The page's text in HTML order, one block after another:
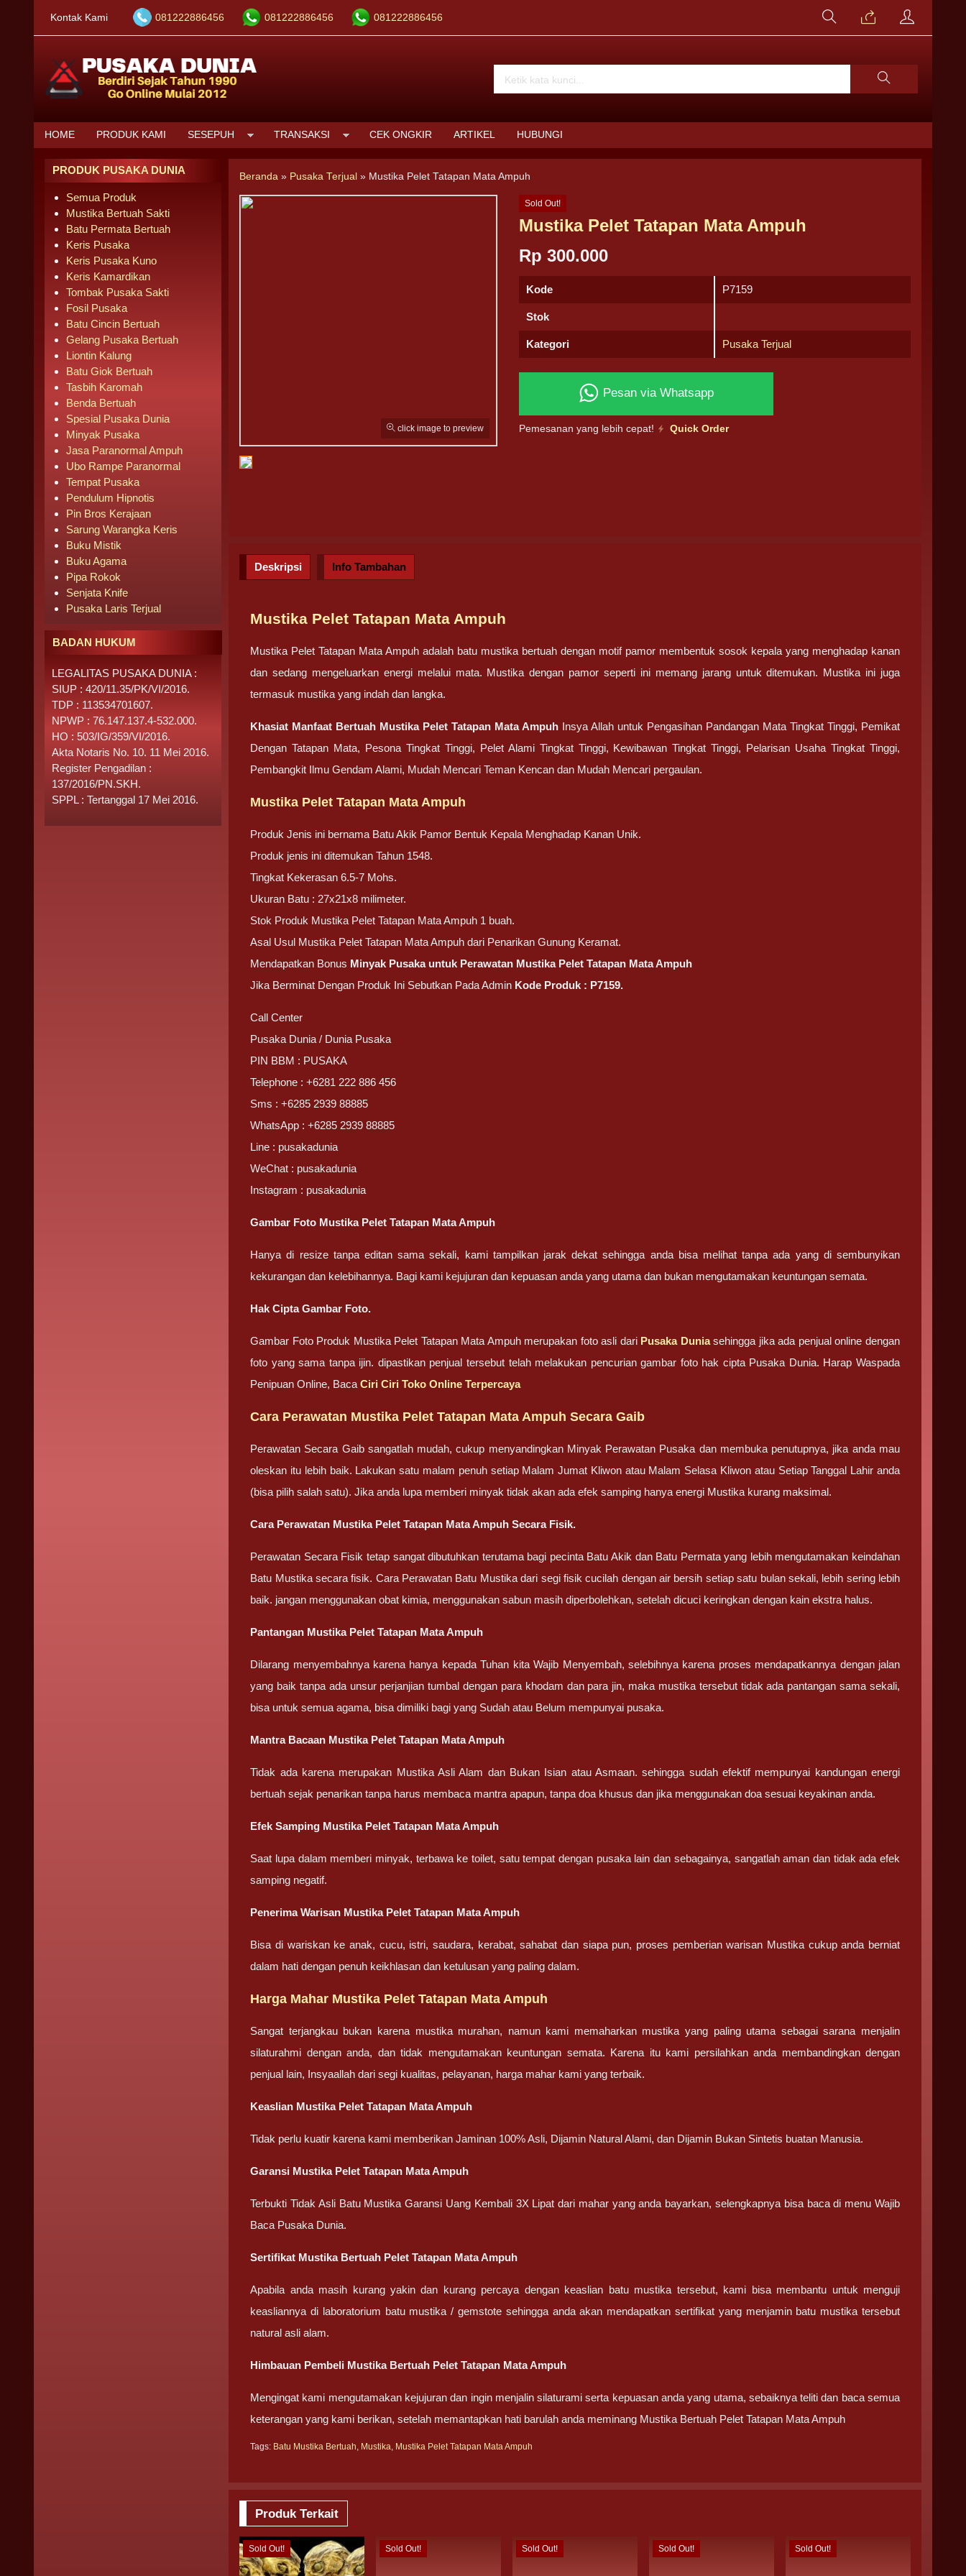
Kontak Kami 081222886456 081222886456 081222886456
HOME PRODUK KAMI SESEPUH TRANSAKSI CEK ONGKIR ARTIKEL HUBUNGI
Beranda » Pusaka Terjual » Mustika Pelet Tatapan Mata Ampuh
click image to preview
Sold Out!
Mustika Pelet Tatapan Mata Ampuh
Rp 300.000
Kode P7159
Stok
Kategori Pusaka Terjual
Pesan via Whatsapp
Pemesanan yang lebih cepat! Quick Order
Deskripsi Info Tambahan
Mustika Pelet Tatapan Mata Ampuh
Mustika Pelet Tatapan Mata Ampuh adalah batu mustika bertuah dengan motif pamor membentuk sosok kepala yang menghadap kanan
dan sedang mengeluarkan energi melalui mata. Mustika dengan pamor seperti ini memang jarang untuk ditemukan. Mustika ini juga
termasuk mustika yang indah dan langka.
Khasiat Manfaat Bertuah Mustika Pelet Tatapan Mata Ampuh Insya Allah untuk Pengasihan Pandangan Mata Tingkat Tinggi, Pemikat
Dengan Tatapan Mata, Pesona Tingkat Tinggi, Pelet Alami Tingkat Tinggi, Kewibawan Tingkat Tinggi, Pelarisan Usaha Tingkat Tinggi,
Pembangkit Ilmu Gendam Alami, Mudah Mencari Teman Kencan dan Mudah Mencari pergaulan.
Mustika Pelet Tatapan Mata Ampuh
Produk Jenis ini bernama Batu Akik Pamor Bentuk Kepala Menghadap Kanan Unik.
Produk jenis ini ditemukan Tahun 1548.
Tingkat Kekerasan 6.5-7 Mohs.
Ukuran Batu : 27x21x8 milimeter.
Stok Produk Mustika Pelet Tatapan Mata Ampuh 1 buah.
Asal Usul Mustika Pelet Tatapan Mata Ampuh dari Penarikan Gunung Keramat.
Mendapatkan Bonus Minyak Pusaka untuk Perawatan Mustika Pelet Tatapan Mata Ampuh
Jika Berminat Dengan Produk Ini Sebutkan Pada Admin Kode Produk : P7159.
Call Center
Pusaka Dunia / Dunia Pusaka
PIN BBM : PUSAKA
Telephone : +6281 222 886 456
Sms : +6285 2939 88885
WhatsApp : +6285 2939 88885
Line : pusakadunia
WeChat : pusakadunia
Instagram : pusakadunia
Gambar Foto Mustika Pelet Tatapan Mata Ampuh
Hanya di resize tanpa editan sama sekali, kami tampilkan jarak dekat sehingga anda bisa melihat tanpa ada yang di sembunyikan
kekurangan dan kelebihannya. Bagi kami kejujuran dan kepuasan anda yang utama dan bukan mengutamakan keuntungan semata.
Hak Cipta Gambar Foto.
Gambar Foto Produk Mustika Pelet Tatapan Mata Ampuh merupakan foto asli dari Pusaka Duniasehingga jika ada penjual online dengan
foto yang sama tanpa ijin. dipastikan penjual tersebut telah melakukan pencurian gambar foto hak cipta Pusaka Dunia. Harap Waspada
Penipuan Online, BacaCiri Ciri Toko Online Terpercaya
Cara Perawatan Mustika Pelet Tatapan Mata Ampuh Secara Gaib
Perawatan Secara Gaib sangatlah mudah, cukup menyandingkan Minyak Perawatan Pusaka dan membuka penutupnya, jika anda mau
oleskan itu lebih baik. Lakukan satu malam penuh setiap Malam Jumat Kliwon atau Malam Selasa Kliwon atau Setiap Tanggal Lahir anda
(bisa pilih salah satu). Jika anda lupa memberi minyak tidak akan ada efek samping hanya energi Mustika kurang maksimal.
Cara Perawatan Mustika Pelet Tatapan Mata Ampuh Secara Fisik.
Perawatan Secara Fisik tetap sangat dibutuhkan terutama bagi pecinta Batu Akik dan Batu Permata yang lebih mengutamakan keindahan
Batu Mustika secara fisik. Cara Perawatan Batu Mustika dari segi fisik cucilah dengan air bersih setiap satu bulan sekali, lebih sering lebih
baik. jangan menggunakan obat kimia, menggunakan sabun masih diperbolehkan, setelah dicuci keringkan dengan kain ekstra halus.
Pantangan Mustika Pelet Tatapan Mata Ampuh
Dilarang menyembahnya karena hanya kepada Tuhan kita Wajib Menyembah, selebihnya karena proses mendapatkannya dengan jalan
yang baik tanpa ada unsur perjanjian tumbal dengan para khodam dan para jin, maka mustika tersebut tidak ada pantangan sama sekali,
bisa untuk semua agama, bisa dimiliki bagi yang Sudah atau Belum mempunyai pusaka.
Mantra Bacaan Mustika Pelet Tatapan Mata Ampuh
Tidak ada karena merupakan Mustika Asli Alam dan Bukan Isian atau Asmaan. sehingga sudah efektif mempunyai kandungan energi
bertuah sejak penarikan tanpa harus membaca mantra apapun, tanpa doa khusus dan jika menggunakan doa sesuai keyakinan anda.
Efek Samping Mustika Pelet Tatapan Mata Ampuh
Saat lupa dalam memberi minyak, terbawa ke toilet, satu tempat dengan pusaka lain dan sebagainya, sangatlah aman dan tidak ada efek
samping negatif.
Penerima Warisan Mustika Pelet Tatapan Mata Ampuh
Bisa di wariskan ke anak, cucu, istri, saudara, kerabat, sahabat dan siapa pun, proses pemberian warisan Mustika cukup anda berniat
dalam hati dengan penuh keikhlasan dan ketulusan yang paling dalam.
Harga Mahar Mustika Pelet Tatapan Mata Ampuh
Sangat terjangkau bukan karena mustika murahan, namun kami memaharkan mustika yang paling utama sebagai sarana menjalin
silaturahmi dengan anda, dan tidak mengutamakan keuntungan semata. Karena itu kami persilahkan anda membandingkan dengan
penjual lain, Insyaallah dari segi kualitas, pelayanan, harga mahar kami yang terbaik.
Keaslian Mustika Pelet Tatapan Mata Ampuh
Tidak perlu kuatir karena kami memberikan Jaminan 100% Asli, Dijamin Natural Alami, dan Dijamin Bukan Sintetis buatan Manusia.
Garansi Mustika Pelet Tatapan Mata Ampuh
Terbukti Tidak Asli Batu Mustika Garansi Uang Kembali 3X Lipat dari mahar yang anda bayarkan, selengkapnya bisa baca di menu Wajib
Baca Pusaka Dunia.
Sertifikat Mustika Bertuah Pelet Tatapan Mata Ampuh
Apabila anda masih kurang yakin dan kurang percaya dengan keaslian batu mustika tersebut, kami bisa membantu untuk menguji
keasliannya di laboratorium batu mustika / gemstote sehingga anda akan mendapatkan sertifikat yang menjamin batu mustika tersebut
natural asli alam.
Himbauan Pembeli Mustika Bertuah Pelet Tatapan Mata Ampuh
Mengingat kami mengutamakan kejujuran dan ingin menjalin silaturami serta kepuasan anda yang utama, sebaiknya teliti dan baca semua
keterangan yang kami berikan, setelah memantapkan hati barulah anda meminang Mustika Bertuah Pelet Tatapan Mata Ampuh
Tags: Batu Mustika Bertuah, Mustika, Mustika Pelet Tatapan Mata Ampuh
Produk Terkait
Sold Out! Sold Out! Sold Out! Sold Out! Sold Out!
PRODUK PUSAKA DUNIA
Semua Produk
Mustika Bertuah Sakti
Batu Permata Bertuah
Keris Pusaka
Keris Pusaka Kuno
Keris Kamardikan
Tombak Pusaka Sakti
Fosil Pusaka
Batu Cincin Bertuah
Gelang Pusaka Bertuah
Liontin Kalung
Batu Giok Bertuah
Tasbih Karomah
Benda Bertuah
Spesial Pusaka Dunia
Minyak Pusaka
Jasa Paranormal Ampuh
Ubo Rampe Paranormal
Tempat Pusaka
Pendulum Hipnotis
Pin Bros Kerajaan
Sarung Warangka Keris
Buku Mistik
Buku Agama
Pipa Rokok
Senjata Knife
Pusaka Laris Terjual
BADAN HUKUM
LEGALITAS PUSAKA DUNIA :
SIUP : 420/11.35/PK/VI/2016.
TDP : 113534701607.
NPWP : 76.147.137.4-532.000.
HO : 503/IG/359/VI/2016.
Akta Notaris No. 10. 11 Mei 2016.
Register Pengadilan :
137/2016/PN.SKH.
SPPL : Tertanggal 17 Mei 2016.